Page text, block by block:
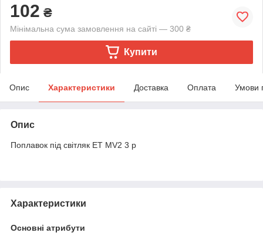
102 ₴
Мінімальна сума замовлення на сайті — 300 ₴
Купити
Опис Характеристики Доставка Оплата Умови
Опис
Поплавок під світляк ЕТ MV2 3 р
Характеристики
Основні атрибути